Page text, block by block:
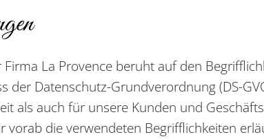
La Provence beruht auf den
der Datenschutz-Grundverordnung (DS-
als auch für unsere Kunden und
vorab die verwendeten Begrifflichkeiten